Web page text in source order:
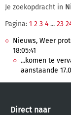
Je zoekopdracht in
Pagina: 1 2 3 4 ... 23
Nieuws, Weer
18:05:41
...komen te
aanstaande
Direct naar